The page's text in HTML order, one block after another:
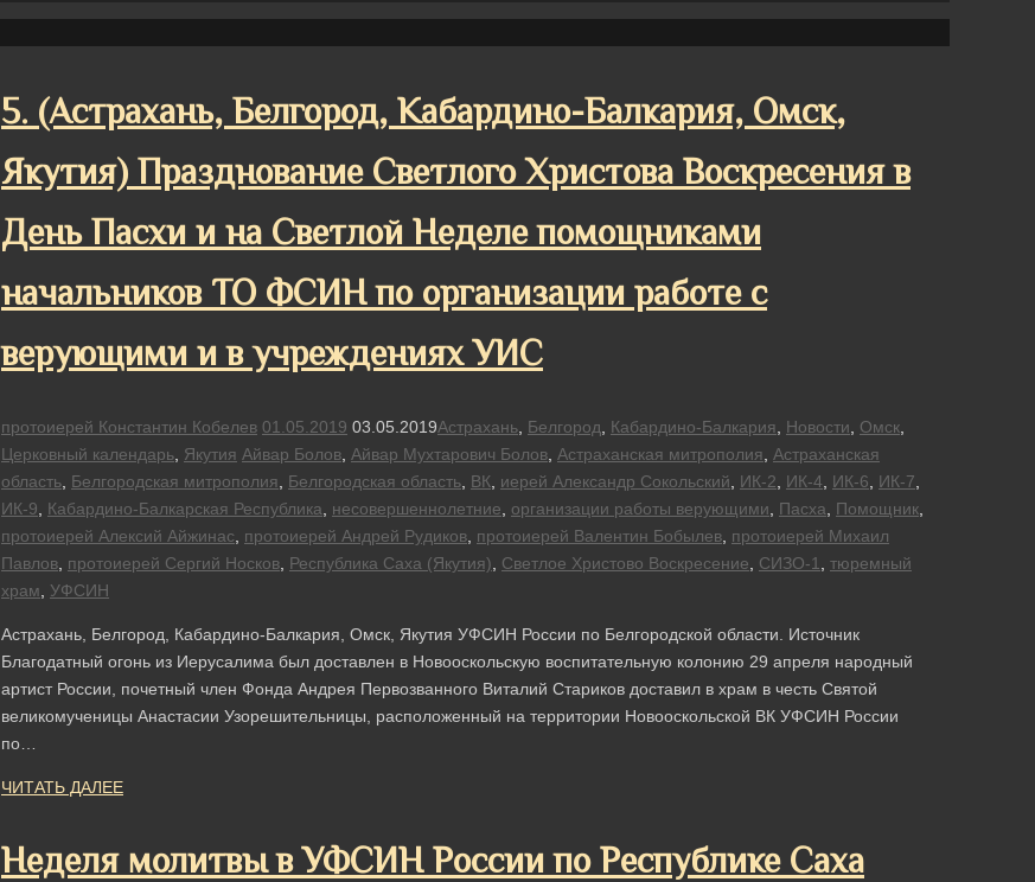
5. (Астрахань, Белгород, Кабардино-Балкария, Омск,
Якутия) Празднование Светлого Христова Воскресения в
День Пасхи и на Светлой Неделе помощниками
начальников ТО ФСИН по организации работе с
верующими и в учреждениях УИС
протоиерей Константин Кобелев 01.05.2019 03.05.2019Астрахань Белгород Кабардино-Балкария Новости Омск
Церковный календарь Якутия Айвар Болов Айвар Мухтарович Болов Астраханская митрополия
Астраханская
область Белгородская митрополия Белгородская область ВК иерей Александр Сокольский ИК-2 ИК-4 ИК-6 ИК-7
ИК-9
Кабардино-Балкарская Республика несовершеннолетние организации работы верующими Пасха Помощник
протоиерей Алексий Айжинас
протоиерей Андрей Рудиков протоиерей Валентин Бобылeв протоиерей Михаил
Павлов протоиерей Сергий Носков Республика Саха (Якутия) Светлое Христово Воскресение СИЗО-1
тюремный
храм
УФСИН
Астрахань, Белгород, Кабардино-Балкария, Омск, Якутия УФСИН России по Белгородской области. Источник
Благодатный огонь из Иерусалима был доставлен в Новооскольскую воспитательную колонию 29 апреля народный
артист России, почетный член Фонда Андрея Первозванного Виталий Стариков доставил в храм в честь Святой
великомученицы Анастасии Узорешительницы, расположенный на территории Новооскольской ВК УФСИН России
по…
ЧИТАТЬ ДАЛЕЕ
Неделя молитвы в УФСИН России по Республике Саха